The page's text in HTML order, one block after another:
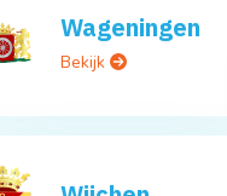
Wageningen
Bekijk